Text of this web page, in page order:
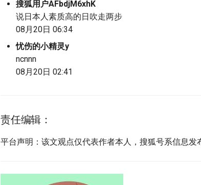
搜狐用户AFbdjM6xhK
说日本人素质高的日吹走两步
08月20日 06:34
忧伤的小精灵y
ncnnn
08月20日 02:41
责任编辑：
平台声明：该文观点仅代表作者本人，搜狐号系信息发